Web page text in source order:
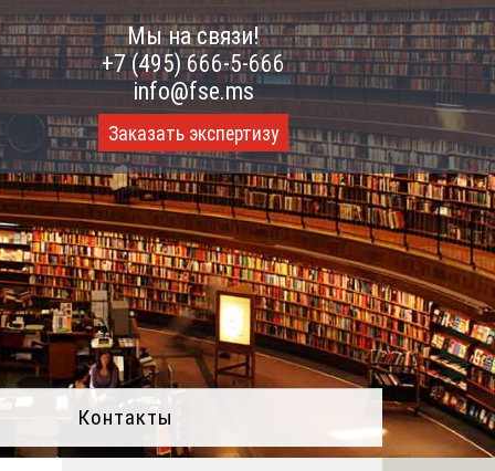
Мы на связи!
+7 (495) 666-5-666
info@fse.ms
Заказать экспертизу
Контакты